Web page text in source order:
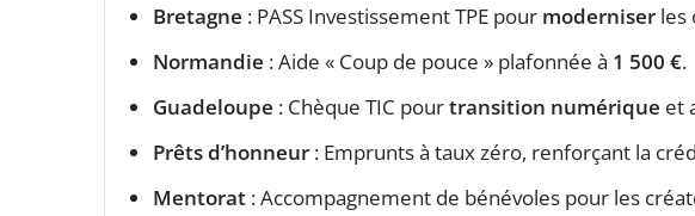
Bretagne : PASS Investissement TPE pour moderniser les
Normandie : Aide « Coup de pouce » plafonnée à 1 500 €.
Guadeloupe : Chèque TIC pourtransition numérique et
Prêts d’honneur : Emprunts à taux zéro, renforçant la
Mentorat : Accompagnement de bénévoles pour les